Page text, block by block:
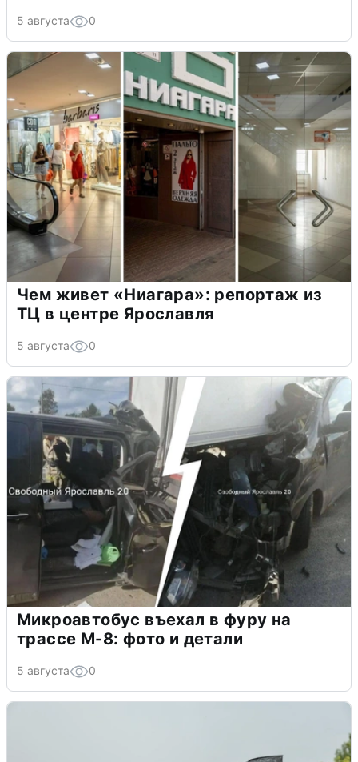
5 августа 0
Чем живет «Ниагара»: репортаж из
ТЦ в центре Ярославля
5 августа 0
Микроавтобус въехал в фуру на
трассе М-8: фото и детали
5 августа 0